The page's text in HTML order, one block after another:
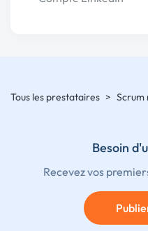
Tous les prestataires > Scrum
Besoin
Recevez vos